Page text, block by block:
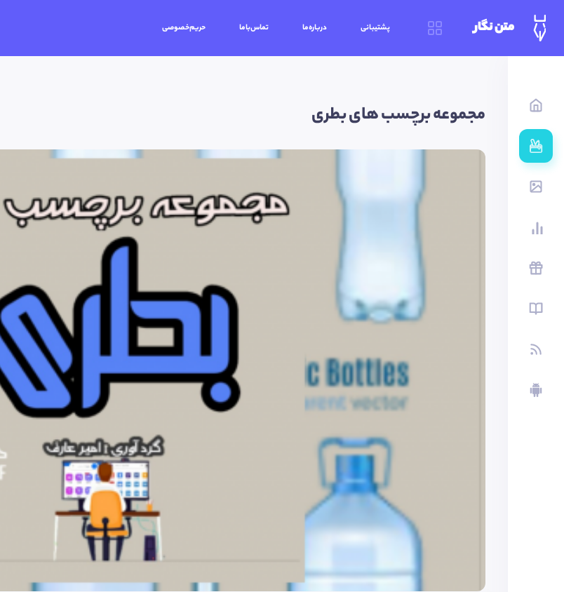
متن نگار پشتیبانی درباره‌ما تماس‌باما حریم‌خصوصی
مجموعه برچسب های بطری